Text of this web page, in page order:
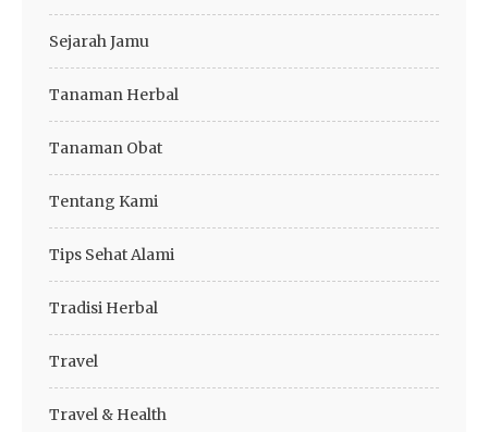
Sejarah Jamu
Tanaman Herbal
Tanaman Obat
Tentang Kami
Tips Sehat Alami
Tradisi Herbal
Travel
Travel & Health